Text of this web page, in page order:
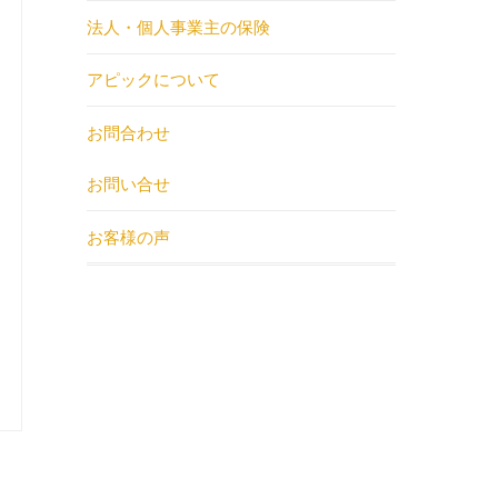
法人・個人事業主の保険
アピックについて
お問合わせ
お問い合せ
お客様の声